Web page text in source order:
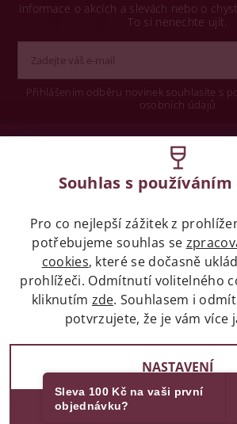
Informace o akcích a slevách nebo o
To si nenechte ujít.
Přihlášením odběru novinek souhlasíte s
osobních údajů
Legislativa
Zákaz prodeje alkoholických
mladších 18 let.
Naše služby
2017 - 2026 © winehouse.cz, všechna
Souhlas s používáním
Pro co nejlepší zážitek z
potřebujeme souhlas se
cookies, které se dočasně
prohlížeči. Odmítnutí volitelného
kliknutím zde. Souhlasem i
potvrzujete, že je vám více
NASTAVENÍ
Sleva 100 Kč na vaši první
objednávku?